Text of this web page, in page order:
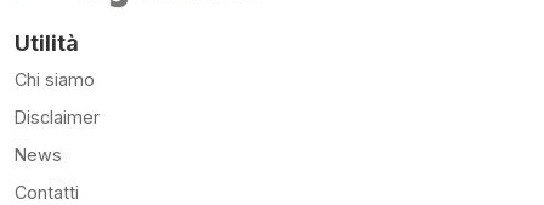
Utilità
Chi siamo
Disclaimer
News
Contatti